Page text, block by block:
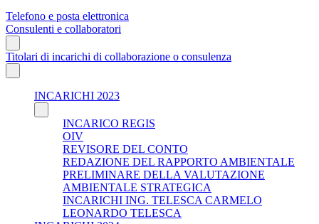
Telefono e posta elettronica
Consulenti e collaboratori
Titolari di incarichi di collaborazione o consulenza
INCARICHI 2023
INCARICO REGIS
OIV
REVISORE DEL CONTO
REDAZIONE DEL RAPPORTO AMBIENTALE
PRELIMINARE DELLA VALUTAZIONE
AMBIENTALE STRATEGICA
INCARICHI ING. TELESCA CARMELO
LEONARDO TELESCA